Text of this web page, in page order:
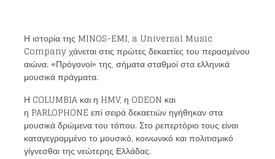
Η ιστορία της MINOS-EMI, a Universal Music
Company χάνεται στις πρώτες δεκαετίες του περασμένου
αιώνα. «Πρόγονοί» της, σήματα σταθμοί στα ελληνικά
μουσικά πράγματα.
Η COLUMBIA και η HMV, η ODEON και
η PARLOPHONE επί σειρά δεκαετιών ηγήθηκαν στα
μουσικά δρώμενα του τόπου. Στο ρεπερτόριο τους είναι
καταγεγραμμένο το μουσικό, κοινωνικό και πολιτισμικό
γίγνεσθαι της νεώτερης Ελλάδας.